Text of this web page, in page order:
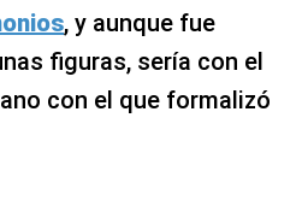
, y aunque fue
figuras, sería con el
con el que formalizó